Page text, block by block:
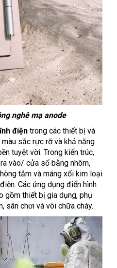
nghê mạ anode
điện trong các thiết bị và
sắc rực rỡ và khả năng
tuyệt vời. Trong kiến ​​trúc,
vào/ cửa sổ bằng nhôm,
tắm và máng xối kim loại
Các ứng dụng điển hình
gồm thiết bị gia dụng, phụ
sân chơi và vòi chữa cháy.